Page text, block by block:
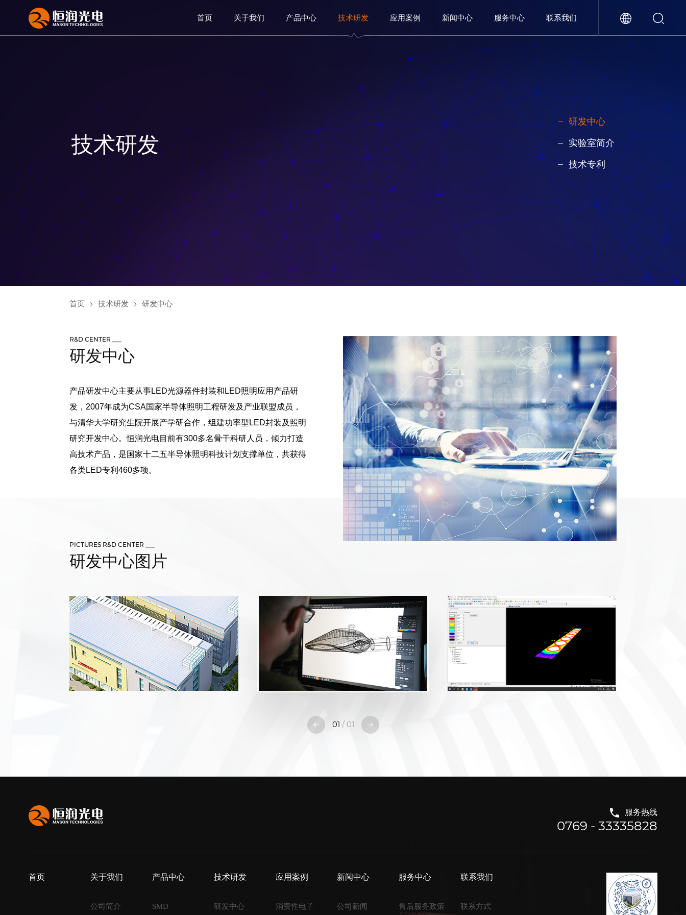
首页 关于我们 产品中心 技术研发 应用案例 新闻中心 服务中心 联系我们
技术研发
研发中心
实验室简介
技术专利
首页 技术研发 研发中心
R&D CENTER ___
研发中心
产品研发中心主要从事LED光源器件封装和LED照明应用产品研
发，2007年成为CSA国家半导体照明工程研发及产业联盟成员，
与清华大学研究生院开展产学研合作，组建功率型LED封装及照明
研究开发中心。恒润光电目前有300多名骨干科研人员，倾力打造
高技术产品，是国家十二五半导体照明科技计划支撑单位，共获得
各类LED专利460多项。
PICTURES R&D CENTER ___
研发中心图片
01 / 01
服务热线
0769 - 33335828
首页 关于我们
公司简介
产品中心
SMD
技术研发
研发中心
应用案例
消费性电子
新闻中心
公司新闻
服务中心
售后服务政策
联系我们
联系方式